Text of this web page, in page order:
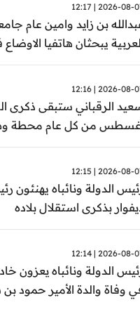
2026-08-07 |
بن زايد وامين عام
يبحثان هاتفيا
2026-08-07 |
الرقباني ستبقى ذكرى
من كل عام محطة
تاريخ الإمارات نستحضر
2026-08-07 |
الدولة ونائباه يهنئون
بذكرى استقلال بلاده
2026-08-07 |
الدولة ونائباه يعزون
وفاة والدة الأمير حمود